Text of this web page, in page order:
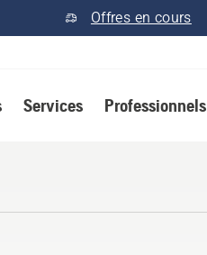
Offres en cours
Services Professionnels